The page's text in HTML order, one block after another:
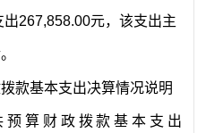
出267,858.00元，该支出主
。
款基本支出决算情况说明
算财政拨款基本支出